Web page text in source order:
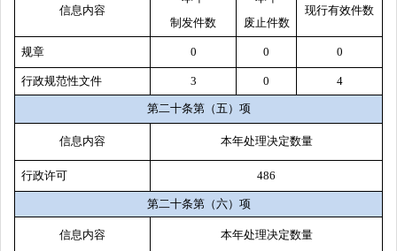
信息内容
制发件数
废止件数
现行有效件数
规章 0 0 0
行政规范性文件 3 0 4
第二十条第（五）项
信息内容 本年处理决定数量
行政许可 486
第二十条第（六）项
信息内容 本年处理决定数量